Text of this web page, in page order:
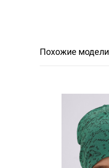
Похожие модели